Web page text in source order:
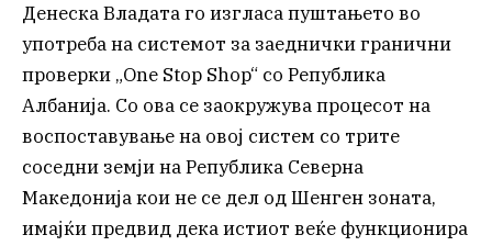
Денеска Владата го изгласа пуштањето во
употреба на системот за заеднички гранични
проверки „One Stop Shop“ со Република
Албанија. Со ова се заокружува процесот на
воспоставување на овој систем со трите
соседни земји на Република Северна
Македонија кои не се дел од Шенген зоната,
имајќи предвид дека истиот веќе функционира